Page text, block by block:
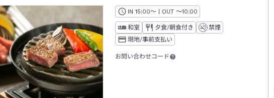
IN チェックイン
15:00～ | OUT チェックアウト
～10:00
和室 夕食/朝食付き
禁煙
現地/事前支払い
お問い合わせコード